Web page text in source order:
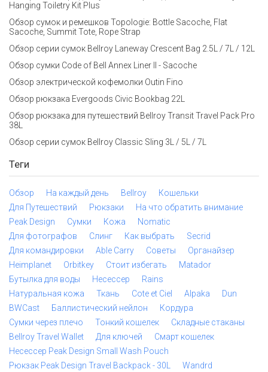
Hanging Toiletry Kit Plus
Обзор сумок и ремешков Topologie: Bottle Sacoche, Flat
Sacoche, Summit Tote, Rope Strap
Обзор серии сумок Bellroy Laneway Crescent Bag 2.5L / 7L / 12L
Обзор сумки Code of Bell Annex Liner II - Sacoche
Обзор электрической кофемолки Outin Fino
Обзор рюкзака Evergoods Civic Bookbag 22L
Обзор рюкзака для путешествий Bellroy Transit Travel Pack Pro
38L
Обзор серии сумок Bellroy Classic Sling 3L / 5L / 7L
Теги
Обзор На каждый день Bellroy
Кошельки
Для Путешествий
Рюкзаки
На что обратить внимание
Peak Design
Сумки Кожа
Nomatic
Для фотографов
Слинг Как выбрать
Secrid
Для командировки
Able Carry Советы
Органайзер
Heimplanet
Orbitkey Стоит избегать
Matador
Бутылка для воды
Несессер
Rains
Натуральная кожа
Ткань Cote et Ciel Alpaka
Dun
BWCast
Баллистический нейлон
Кордура
Сумки через плечо
Тонкий кошелек
Складные стаканы
Bellroy Travel Wallet
Для ключей
Смарт кошелек
Несессер Peak Design Small Wash Pouch
Рюкзак Peak Design Travel Backpack - 30L
Wandrd